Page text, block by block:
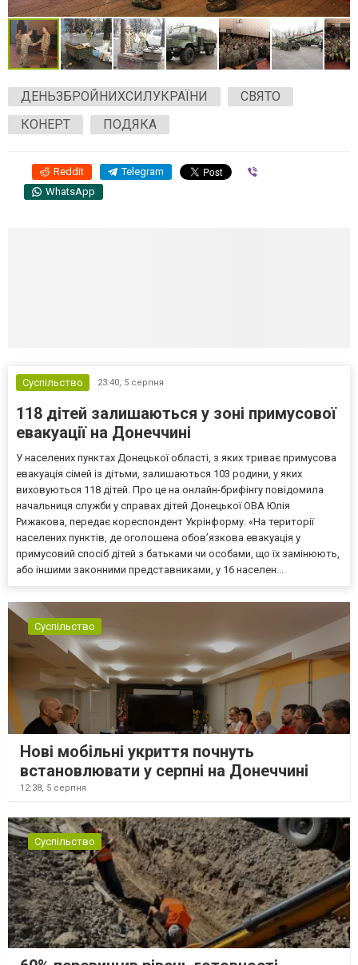
ДЕНЬЗБРОЙНИХСИЛУКРАЇНИ
СВЯТО
КОНЕРТ
ПОДЯКА
Reddit Telegram
WhatsApp
Суспільство 23:40, 5 серпня
118 дітей залишаються у зоні примусової
евакуації на Донеччині
У населених пунктах Донецької області, з яких триває примусова
евакуація сімей із дітьми, залишаються 103 родини, у яких
виховуються 118 дітей. Про це на онлайн-брифінгу повідомила
начальниця служби у справах дітей Донецької ОВА Юлія
Рижакова, передає кореспондент Укрінформу. «На території
населених пунктів, де оголошена обов’язкова евакуація у
примусовий спосіб дітей з батьками чи особами, що їх замінюють,
або іншими законними представниками, у 16 населен...
Суспільство
Нові мобільні укриття почнуть
встановлювати у серпні на Донеччині
12:38, 5 серпня
Суспільство